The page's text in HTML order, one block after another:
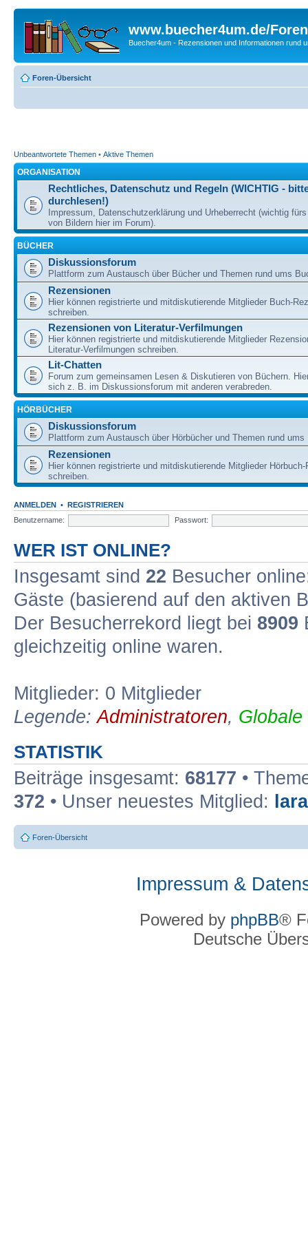
www.buecher4um.de/Foren
Buecher4um - Rezensionen und Informationen rund
Foren-Übersicht
Unbeantwortete Themen • Aktive Themen
ORGANISATION
Rechtliches, Datenschutz und Regeln (WICHTIG -
durchlesen!)
Impressum, Datenschutzerklärung und Urheberrecht (wichtig
von Bildern hier im Forum).
BÜCHER
Diskussionsforum
Plattform zum Austausch über Bücher und Themen rund ums
Rezensionen
Hier können registrierte und mitdiskutierende Mitglieder Buch-
schreiben.
Rezensionen von Literatur-Verfilmungen
Hier können registrierte und mitdiskutierende Mitglieder
Literatur-Verfilmungen schreiben.
Lit-Chatten
Forum zum gemeinsamen Lesen & Diskutieren von Büchern.
sich z. B. im Diskussionsforum mit anderen verabreden.
HÖRBÜCHER
Diskussionsforum
Plattform zum Austausch über Hörbücher und Themen rund ums
Rezensionen
Hier können registrierte und mitdiskutierende Mitglieder Hörbuch-
schreiben.
ANMELDEN • REGISTRIEREN
Benutzername:
Passwort:
WER IST ONLINE?
Insgesamt sind 22 Besucher
Gäste (basierend auf den aktiven
Der Besucherrekord liegt bei 8909
gleichzeitig online waren.
Mitglieder: 0 Mitglieder
Legende:Administratoren,
STATISTIK
Beiträge insgesamt: 68177 •
372 • Unser neuestes Mitglied:
Foren-Übersicht
Impressum &
Powered by phpBB®
Deutsche